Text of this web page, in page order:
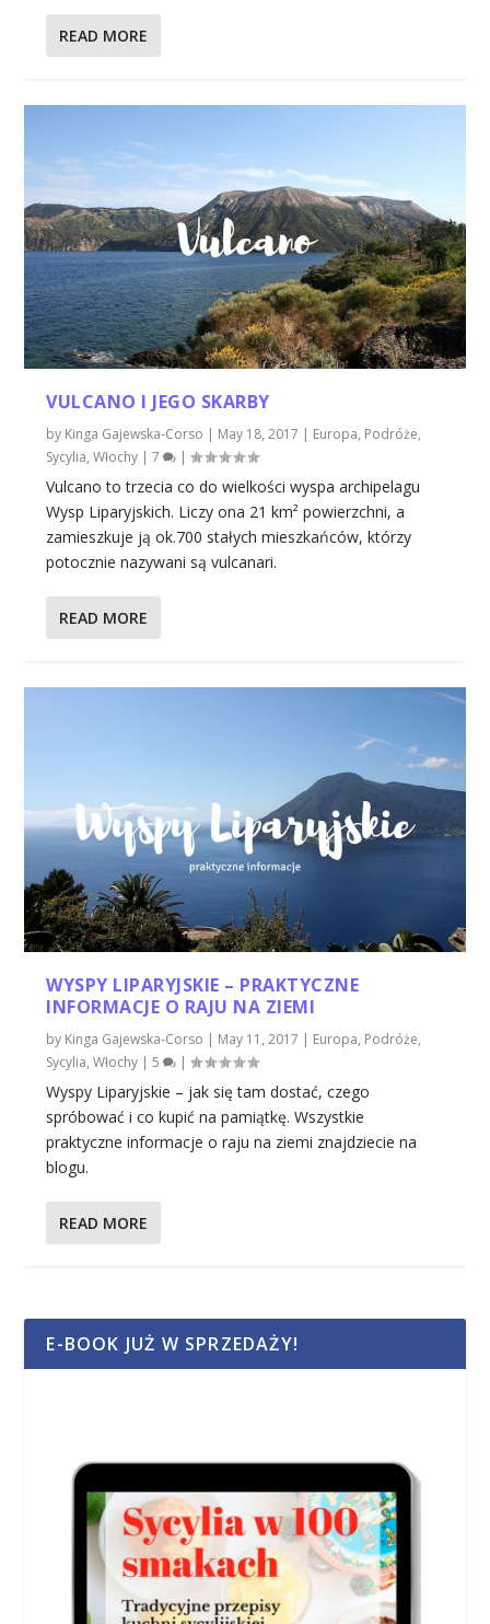
READ MORE
VULCANO I JEGO SKARBY
by Kinga Gajewska-Corso | May 18, 2017 | Europa, Podróże,
Sycylia,Włochy |7 |
Vulcano to trzecia co do wielkości wyspa archipelagu
Wysp Liparyjskich. Liczy ona 21 km² powierzchni, a
zamieszkuje ją ok.700 stałych mieszkańców, którzy
potocznie nazywani są vulcanari.
READ MORE
WYSPY LIPARYJSKIE – PRAKTYCZNE
INFORMACJE O RAJU NA ZIEMI
by Kinga Gajewska-Corso | May 11, 2017 | Europa, Podróże,
Sycylia,Włochy |5 |
Wyspy Liparyjskie – jak się tam dostać, czego
spróbować i co kupić na pamiątkę. Wszystkie
praktyczne informacje o raju na ziemi znajdziecie na
blogu.
READ MORE
E-BOOK JUŻ W SPRZEDAŻY!